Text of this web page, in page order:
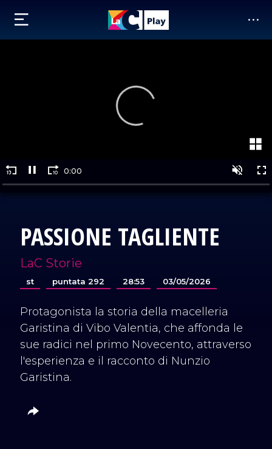
PASSIONE TAGLIENTE
LaC Storie
st puntata 292 28:53 03/05/2026
Protagonista la storia della macelleria
Garistina di Vibo Valentia, che affonda le
sue radici nel primo Novecento, attraverso
l'esperienza e il racconto di Nunzio
Garistina.